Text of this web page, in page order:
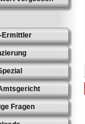
Ermittler
Fragen